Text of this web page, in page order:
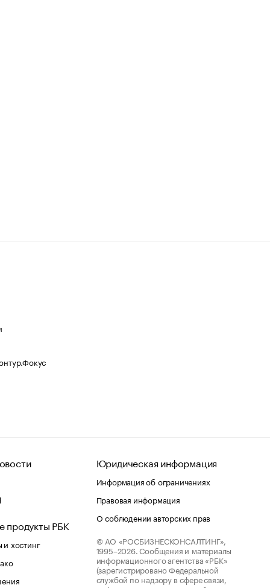
продукты РБК
хостинг
Юридическая информация
Информация об ограничениях
Правовая информация
О соблюдении авторских прав
© АО «РОСБИЗНЕСКОНСАЛТИНГ»,
1995–2026. Сообщения и материалы
информационного агентства «РБК»
(зарегистрировано Федеральной
службой по надзору в сфере связи,